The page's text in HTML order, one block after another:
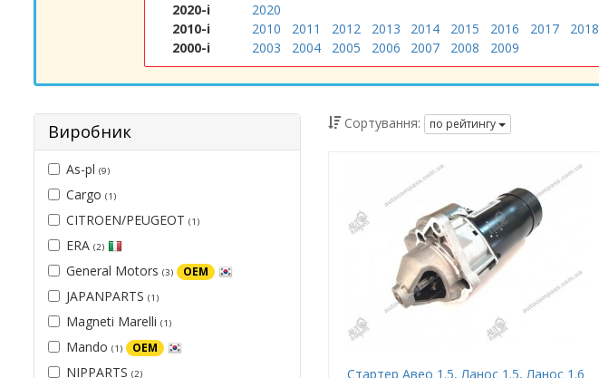
2020-і
2020
2010-і
2010 2011 2012 2013 2014 2015 2016 2017 2018
2000-і
2003 2004 2005 2006 2007 2008 2009
Виробник
As-pl (9)
Cargo (1)
CITROEN/PEUGEOT (1)
ERA (2)
General Motors (3) OEM
JAPANPARTS (1)
Magneti Marelli (1)
Mando (1) OEM
NIPPARTS (2)
Сортування: по рейтингу
Стартер Авео 1.5, Ланос 1.5, Ланос 1.6